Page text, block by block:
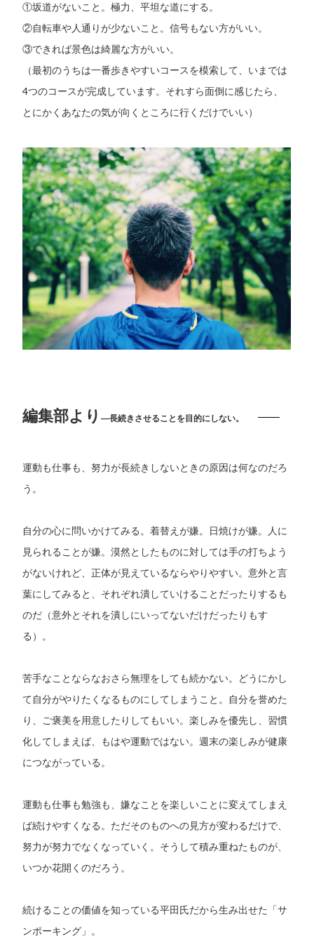
①坂道がないこと。極力、平坦な道にする。
②自転車や人通りが少ないこと。信号もない方がいい。
③できれば景色は綺麗な方がいい。
（最初のうちは一番歩きやすいコースを模索して、いまでは
4つのコースが完成しています。それすら面倒に感じたら、
とにかくあなたの気が向くところに行くだけでいい）
編集部より―長続きさせることを目的にしない。
運動も仕事も、努力が長続きしないときの原因は何なのだろ
う。
自分の心に問いかけてみる。着替えが嫌。日焼けが嫌。人に
見られることが嫌。漠然としたものに対しては手の打ちよう
がないけれど、正体が見えているならやりやすい。意外と言
葉にしてみると、それぞれ潰していけることだったりするも
のだ（意外とそれを潰しにいってないだけだったりもす
る）。
苦手なことならなおさら無理をしても続かない。どうにかし
て自分がやりたくなるものにしてしまうこと。自分を誉めた
り、ご褒美を用意したりしてもいい。楽しみを優先し、習慣
化してしまえば、もはや運動ではない。週末の楽しみが健康
につながっている。
運動も仕事も勉強も、嫌なことを楽しいことに変えてしまえ
ば続けやすくなる。ただそのものへの見方が変わるだけで、
努力が努力でなくなっていく。そうして積み重ねたものが、
いつか花開くのだろう。
続けることの価値を知っている平田氏だから生み出せた「サ
ンポーキング」。